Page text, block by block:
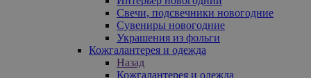
Свечи, подсвечники новогодние
Сувениры новогодние
Украшения из фольги
Кожгалантерея и одежда
Назад
Кожгалантерея и одежда